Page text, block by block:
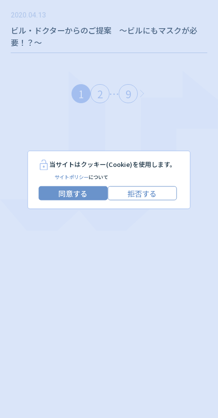
当サイトはクッキー(Cookie)を使用します。
サイトポリシーについて
同意する 拒否する
2020.04.13
ビル・ドクターからのご提案 ～ビルにもマスクが必
要！？～
1 2 … 9